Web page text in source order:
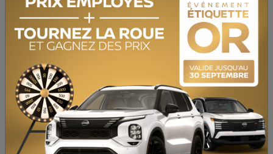
PORTES : 4
COULEUR INTÉRIEUR: Noir
NUMÉRO DE STOCK :
NIV : KMHD74LFXLU091193
ÉCONOMISEZ 6 858$! Caméra de recul, Apple Carplay, Bluetooth,
Sièges Chauffants HGrégoire Écono, c’est des véhicules à petits